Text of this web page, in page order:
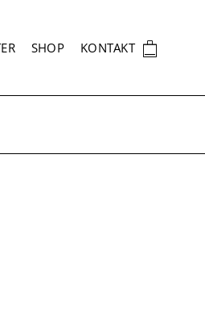
SHOP KONTAKT 🛍